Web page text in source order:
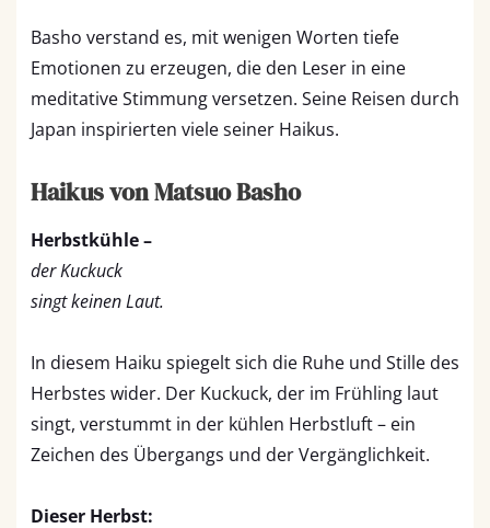
Basho verstand es, mit wenigen Worten tiefe
Emotionen zu erzeugen, die den Leser in eine
meditative Stimmung versetzen. Seine Reisen durch
Japan inspirierten viele seiner Haikus.
Haikus von Matsuo Basho
Herbstkühle –
der Kuckuck
singt keinen Laut.
In diesem Haiku spiegelt sich die Ruhe und Stille des
Herbstes wider. Der Kuckuck, der im Frühling laut
singt, verstummt in der kühlen Herbstluft – ein
Zeichen des Übergangs und der Vergänglichkeit.
Dieser Herbst: